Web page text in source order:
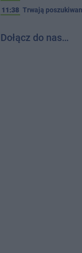
11:38 Trwają
Dołącz do nas…